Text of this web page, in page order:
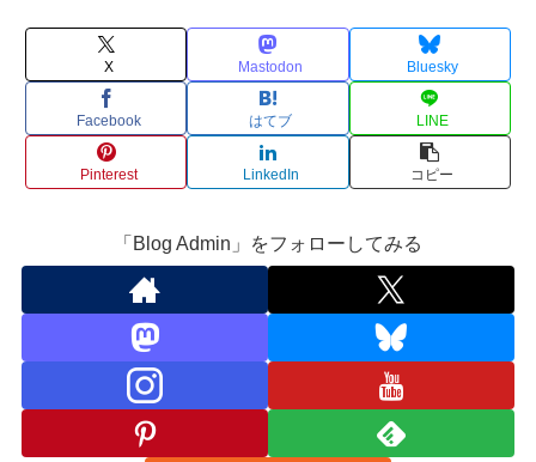
X Mastodon Bluesky
Facebook はてブ LINE
Pinterest LinkedIn コピー
「Blog Admin」をフォローしてみる